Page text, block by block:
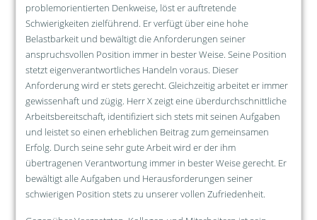
problemorientierten Denkweise, löst er auftretende
Schwierigkeiten zielführend. Er verfügt über eine hohe
Belastbarkeit und bewältigt die Anforderungen seiner
anspruchsvollen Position immer in bester Weise. Seine Position
stetzt eigenverantwortliches Handeln voraus. Dieser
Anforderung wird er stets gerecht. Gleichzeitig arbeitet er immer
gewissenhaft und zügig. Herr X zeigt eine überdurchschnittliche
Arbeitsbereitschaft, identifiziert sich stets mit seinen Aufgaben
und leistet so einen erheblichen Beitrag zum gemeinsamen
Erfolg. Durch seine sehr gute Arbeit wird er der ihm
übertragenen Verantwortung immer in bester Weise gerecht. Er
bewältigt alle Aufgaben und Herausforderungen seiner
schwierigen Position stets zu unserer vollen Zufriedenheit.